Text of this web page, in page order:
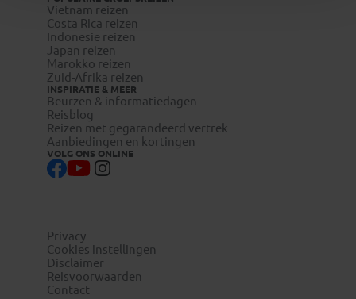
Vietnam reizen
Costa Rica reizen
Indonesie reizen
Japan reizen
Marokko reizen
Zuid-Afrika reizen
INSPIRATIE & MEER
Beurzen & informatiedagen
Reisblog
Reizen met gegarandeerd vertrek
Aanbiedingen en kortingen
VOLG ONS ONLINE
Privacy
Cookies instellingen
Disclaimer
Reisvoorwaarden
Contact